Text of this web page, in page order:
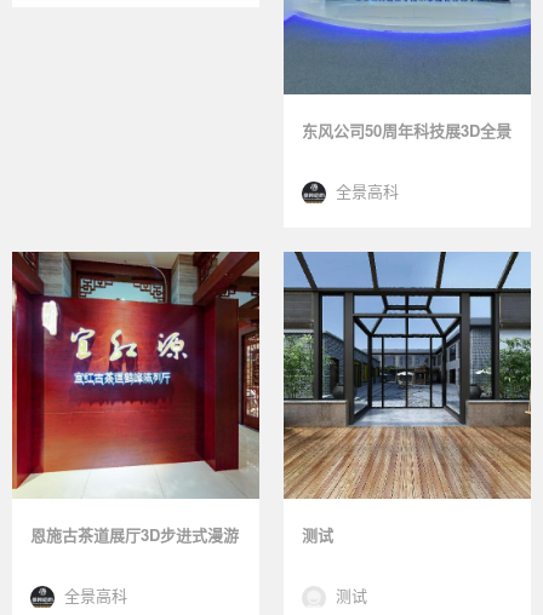
东风公司50周年科技展3D全景
全景高科
恩施古茶道展厅3D步进式漫游
全景高科
测试
测试